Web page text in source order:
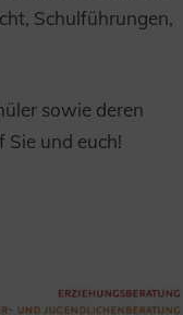
Schulführungen,
sowie deren
Sie und euch!